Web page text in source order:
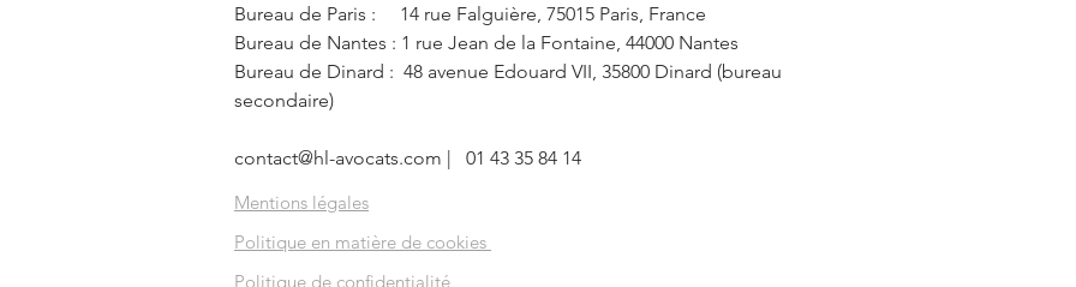
Actualité de reprise des
résidences de RESIDE ETUDES
SENIORS - deux traitements
différents pour le paiement des
Bureau de Paris : 14 rue Falguière, 75015 Paris, France
Bureau de Nantes : 1 rue Jean de la Fontaine, 44000 Nantes
Bureau de Dinard : 48 avenue Edouard VII, 35800 Dinard (bureau
secondaire)
contact@hl-avocats.com | 01 43 35 84 14
Mentions légales
Politique en matière de cookies
Politique de confidentialité